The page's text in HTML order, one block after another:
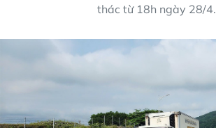
thác từ 18h ngày 28/4.